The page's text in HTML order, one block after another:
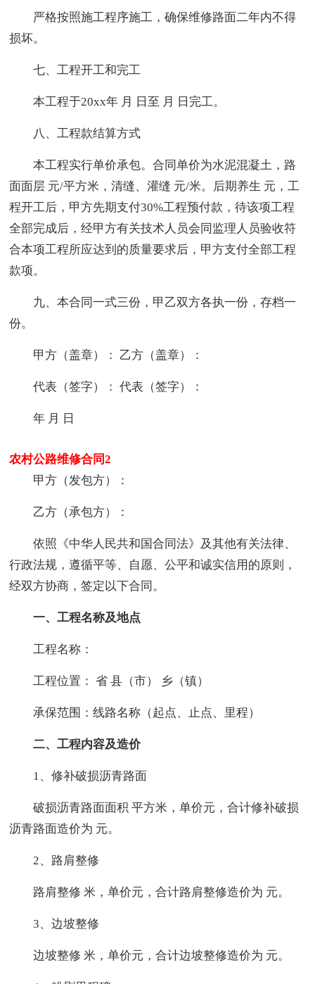
严格按照施工程序施工，确保维修路面二年内不得
损坏。
七、工程开工和完工
本工程于20xx年 月 日至 月 日完工。
八、工程款结算方式
本工程实行单价承包。合同单价为水泥混凝土，路
面面层 元/平方米，清缝、灌缝 元/米。后期养生 元，工
程开工后，甲方先期支付30%工程预付款，待该项工程
全部完成后，经甲方有关技术人员会同监理人员验收符
合本项工程所应达到的质量要求后，甲方支付全部工程
款项。
九、本合同一式三份，甲乙双方各执一份，存档一
份。
甲方（盖章）： 乙方（盖章）：
代表（签字）： 代表（签字）：
年 月 日
农村公路维修合同2
甲方（发包方）：
乙方（承包方）：
依照《中华人民共和国合同法》及其他有关法律、
行政法规，遵循平等、自愿、公平和诚实信用的原则，
经双方协商，签定以下合同。
一、工程名称及地点
工程名称：
工程位置： 省 县（市） 乡（镇）
承保范围：线路名称（起点、止点、里程）
二、工程内容及造价
1、修补破损沥青路面
破损沥青路面面积 平方米，单价元，合计修补破损
沥青路面造价为 元。
2、路肩整修
路肩整修 米，单价元，合计路肩整修造价为 元。
3、边坡整修
边坡整修 米，单价元，合计边坡整修造价为 元。